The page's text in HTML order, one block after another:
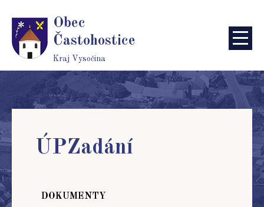
Obec
Častohostice
Kraj Vysočina
ÚPZadání
DOKUMENTY